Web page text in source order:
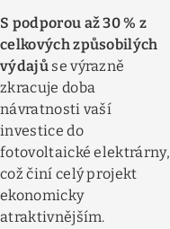
S podporou až 30 % z
celkových způsobilých
výdajů se výrazně
zkracuje doba
návratnosti vaší
investice do
fotovoltaické elektrárny,
což činí celý projekt
ekonomicky
atraktivnějším.